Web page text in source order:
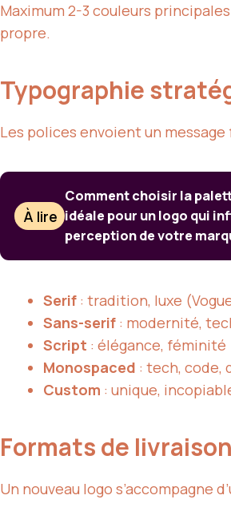
Maximum 2-3 couleurs
propre.
Typographie
Les polices envoient un message
À lire
Comment choisir la
idéale pour un logo qui
perception de votre
Serif : tradition, luxe
Sans-serif : modernité,
Script : élégance, féminité
Monospaced : tech, code,
Custom : unique,
Formats de livraison
Un nouveau logo s’accompagne